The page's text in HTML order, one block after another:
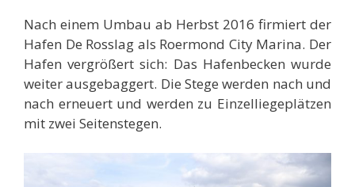
Nach einem Umbau ab Herbst 2016 firmiert der
Hafen De Rosslag als Roermond City Marina. Der
Hafen vergrößert sich: Das Hafenbecken wurde
weiter ausgebaggert. Die Stege werden nach und
nach erneuert und werden zu Einzelliegeplätzen
mit zwei Seitenstegen.